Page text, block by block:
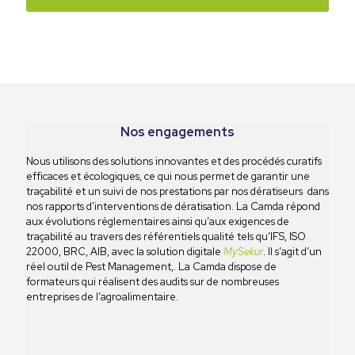
irréprochables.
Nos engagements
Nous utilisons des solutions innovantes et des procédés curatifs
efficaces et écologiques, ce qui nous permet de garantir une
traçabilité et un suivi de nos prestations par nos dératiseurs dans
nos rapports d’interventions de dératisation. La Camda répond
aux évolutions réglementaires ainsi qu’aux exigences de
traçabilité au travers des référentiels qualité tels qu’IFS, ISO
22000, BRC, AIB, avec la solution digitale MySekur. Il s’agit d’un
réel outil de Pest Management,. La Camda dispose de
formateurs qui réalisent des audits sur de nombreuses
entreprises de l’agroalimentaire.